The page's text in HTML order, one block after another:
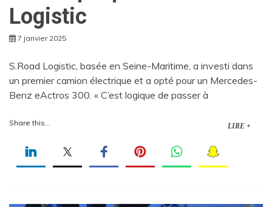
Logistic
7 janvier 2025
S.Road Logistic, basée en Seine-Maritime, a investi dans
un premier camion électrique et a opté pour un Mercedes-
Benz eActros 300. « C’est logique de passer à
Share this... LIRE +